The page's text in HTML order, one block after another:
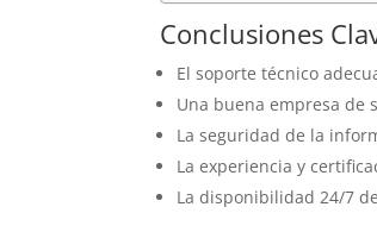
Conclusiones
El soporte técnico
Una buena empresa de
La seguridad de la
La experiencia y
La disponibilidad 24/7